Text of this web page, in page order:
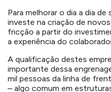
Para melhorar o dia a dia
investe na criação de
fricção a partir do
a experiência do
A qualificação destes
importante dessa
mil pessoas da linha de
– algo comum em